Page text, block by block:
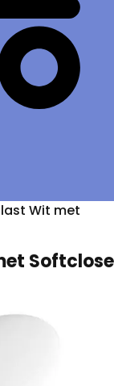
Wit met
Softclose